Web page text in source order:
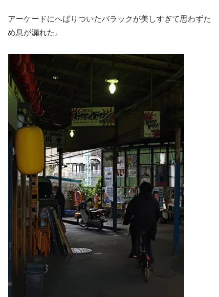
アーケードにへばりついたバラックが美しすぎて思わずた
め息が漏れた。